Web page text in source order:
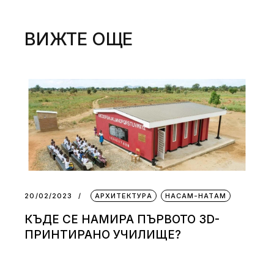
ВИЖТЕ ОЩЕ
20/02/2023 АРХИТЕКТУРА НАСАМ-НАТАМ
КЪДЕ СЕ НАМИРА ПЪРВОТО 3D-
ПРИНТИРАНО УЧИЛИЩЕ?